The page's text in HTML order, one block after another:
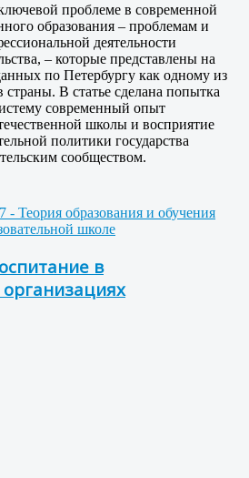
проблеме в современной
образования – проблемам и
деятельности
– которые представлены на
по Петербургу как одному из
В статье сделана попытка
современный опыт
школы и восприятие
политики государства
сообществом.
- Теория образования и обучения
школе
в